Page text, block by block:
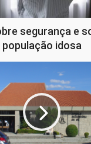
segurança e
população idosa